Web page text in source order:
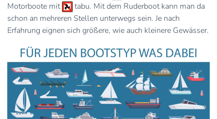
Motorboote mit
tabu. Mit dem Ruderboot kann man da
schon an mehreren Stellen unterwegs sein. Je nach
Erfahrung eignen sich größere, wie auch kleinere Gewässer.